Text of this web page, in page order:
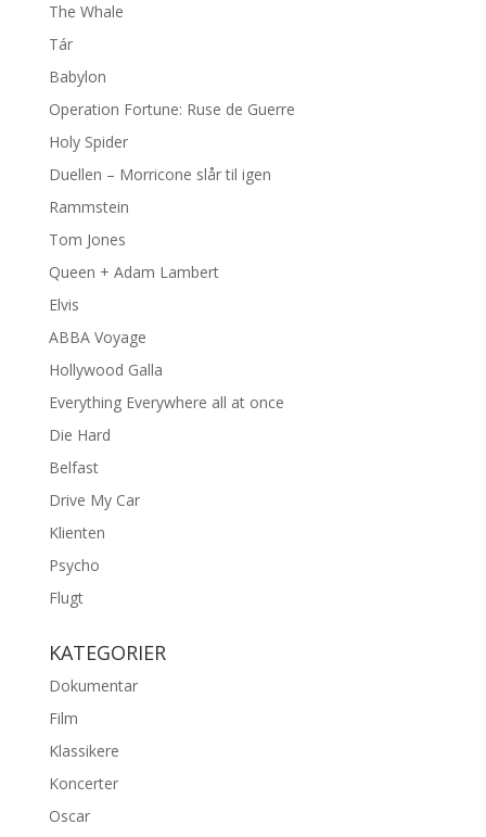
The Whale
Tár
Babylon
Operation Fortune: Ruse de Guerre
Holy Spider
Duellen – Morricone slår til igen
Rammstein
Tom Jones
Queen + Adam Lambert
Elvis
ABBA Voyage
Hollywood Galla
Everything Everywhere all at once
Die Hard
Belfast
Drive My Car
Klienten
Psycho
Flugt
KATEGORIER
Dokumentar
Film
Klassikere
Koncerter
Oscar